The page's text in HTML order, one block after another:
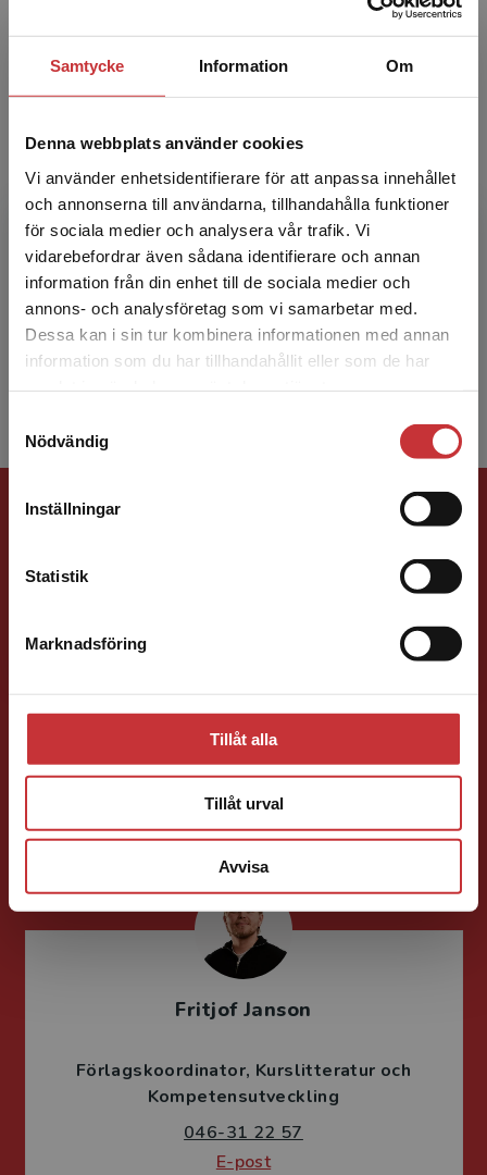
Samtycke Information Om
Denna webbplats använder cookies
Vi använder enhetsidentifierare för att anpassa innehållet
och annonserna till användarna, tillhandahålla funktioner
för sociala medier och analysera vår trafik. Vi
vidarebefordrar även sådana identifierare och annan
information från din enhet till de sociala medier och
annons- och analysföretag som vi samarbetar med.
Dessa kan i sin tur kombinera informationen med annan
information som du har tillhandahållit eller som de har
Nödvändig
Inställningar
Statistik
Marknadsföring
Tillåt alla
Tillåt urval
Avvisa
Begränsad fraktregion
Det verkar som att du besöker
studentlitteratur.se via en enhet utanför Sverige.
Vi erbjuder inte leveranser utanför Sverige. För
att kunna slutföra ett köp måste
Lena Mossberg är professor i marknadsföring
upplevelser, kundb...
Kristina Nilsson Lindström
Ekonomi Forskningsmetodik
och vetenskapsteori
046-31 21 66
E-post
Fritjof Janson
Förlagskoordinator Kurslitteratur och
Kompetensutveckling
046-31 22 57
E-post